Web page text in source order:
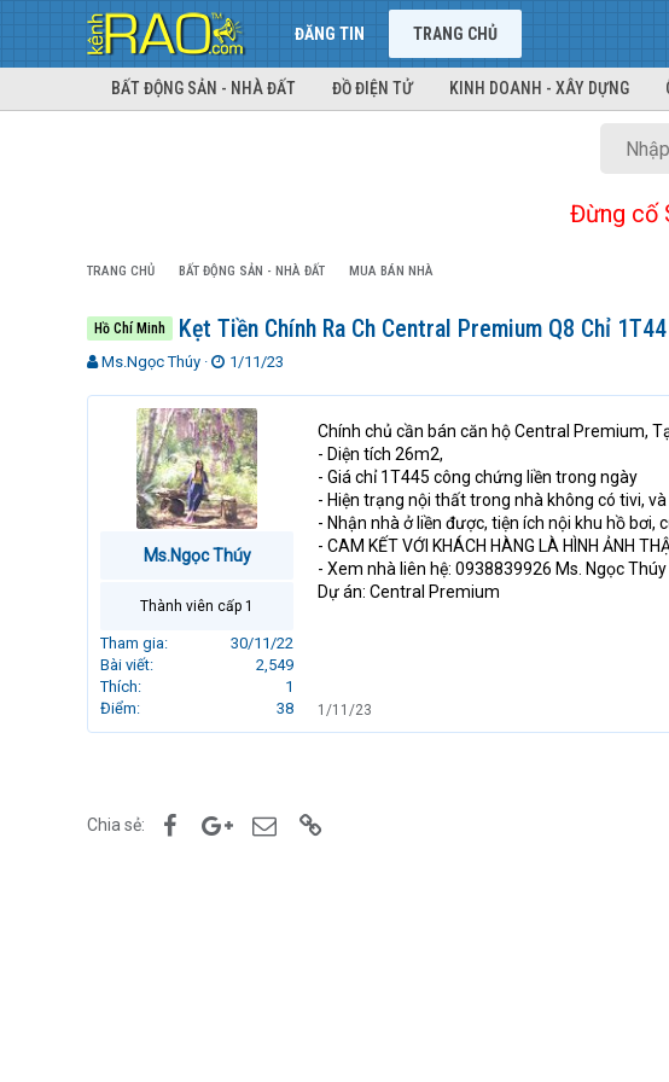
ĐĂNG TIN TRANG CHỦ
BẤT ĐỘNG SẢN - NHÀ ĐẤT ĐỒ ĐIỆN TỬ KINH DOANH - XÂY DỰNG
Đừng cố
TRANG CHỦ BẤT ĐỘNG SẢN - NHÀ ĐẤT MUA BÁN NHÀ
Hồ Chí Minh Kẹt Tiền Chính Ra Ch Central Premium Q8 Chỉ
T
Ms.Ngọc Thúy
N
à
y
g
ử
i
1/11/23
Ms.Ngọc Thúy
Thành viên cấp 1
Tham gia
30/11/22
Bài viết
2,549
Thích
1
Điểm
38
Chính chủ cần bán căn hộ Central Premium,
- Diện tích 26m2,
- Giá chỉ 1T445 công chứng liền trong ngày
- Hiện trạng nội thất trong nhà không có tivi,
- Nhận nhà ở liền được, tiện ích nội khu hồ bơi,
- CAM KẾT VỚI KHÁCH HÀNG LÀ HÌNH ẢNH
- Xem nhà liên hệ: 0938839926 Ms. Ngọc Thúy
Dự án: Central Premium
1/11/23
Chia sẻ: FacebookGoogle+Email